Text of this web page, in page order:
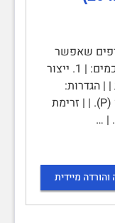
הקורס מתומצת ל-4 דפים שאפשר
להכניס למבחן. | בין הנושאים המסוכמים: | 1. ייצור
| הגדרות:
ייצור כולל (A), נשימה (R), ייצור נטו (P). | | זרימת
| …
מיידית